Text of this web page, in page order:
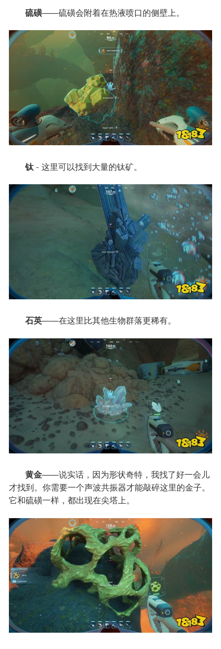
硫磺——硫磺会附着在热液喷口的侧壁上。
钛 - 这里可以找到大量的钛矿。
石英——在这里比其他生物群落更稀有。
黄金——说实话，因为形状奇特，我找了好一会儿
才找到。你需要一个声波共振器才能敲碎这里的金子。
它和硫磺一样，都出现在尖塔上。